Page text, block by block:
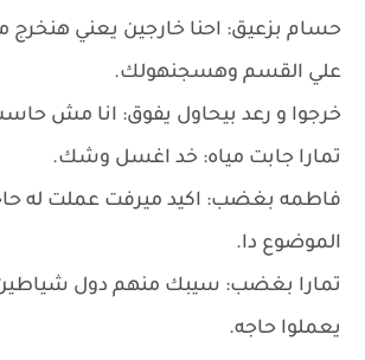
حسام بزعيق: احنا خارجين يعني هنخرج
علي القسم وهسجنهولك.
خرجوا و رعد بيحاول يفوق: انا مش
تمارا جابت مياه: خد اغسل وشك.
فاطمه بغضب: اكيد ميرفت عملت له
الموضوع دا.
تمارا بغضب: سيبك منهم دول
يعملوا حاجه.